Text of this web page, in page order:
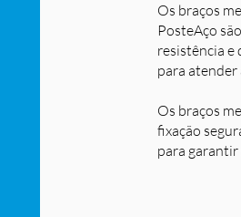
Os braços
PosteAço
resistência e
para atender
Os braços
fixação
para